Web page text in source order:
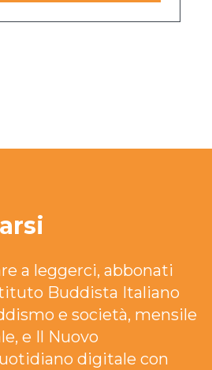
a leggerci, abbonati
Buddista Italiano
e società, mensile
e Il Nuovo
digitale con